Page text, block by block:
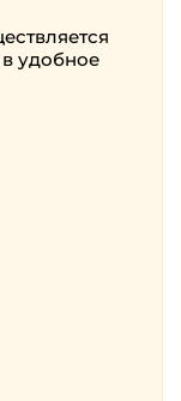
удобное